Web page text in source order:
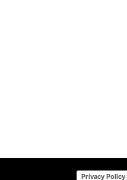
Privacy Policy